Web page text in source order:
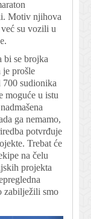
Motiv njihova
su vozili u
bi se brojka
je prošle
700 sudionika
moguće u istu
ga nemamo,
potvrđuje
Trebat će
na čelu
projekta
zabilježili smo